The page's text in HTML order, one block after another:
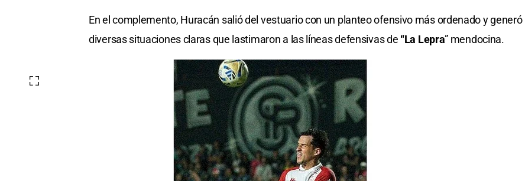
En el complemento, Huracán salió del vestuario con un planteo ofensivo más ordenado y generó
diversas situaciones claras que lastimaron a las líneas defensivas de “La Lepra” mendocina.